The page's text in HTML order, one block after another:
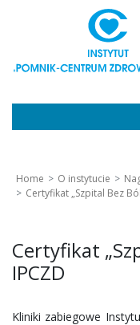
Home O instytucie
Certyfikat „Szpital Bez
Certyfikat
IPCZD
Kliniki zabiegowe